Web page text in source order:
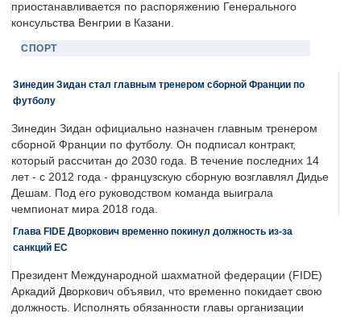
приостанавливается по распоряжению Генерального
консульства Венгрии в Казани.
СПОРТ
Зинедин Зидан стал главным тренером сборной Франции по
футболу
Зинедин Зидан официально назначен главным тренером
сборной Франции по футболу. Он подписал контракт,
который рассчитан до 2030 года. В течение последних 14
лет - с 2012 года - французскую сборную возглавлял Дидье
Дешам. Под его руководством команда выиграла
чемпионат мира 2018 года.
Глава FIDE Дворкович временно покинул должность из-за
санкций ЕС
Президент Международной шахматной федерации (FIDE)
Аркадий Дворкович объявил, что временно покидает свою
должность. Исполнять обязанности главы организации